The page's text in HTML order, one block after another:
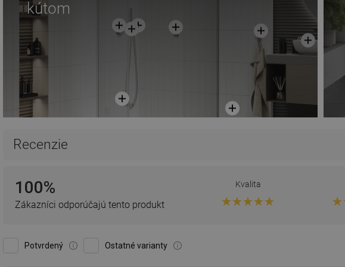
kútom
Recenzie
100%
Zákazníci odporúčajú tento produkt
Kvalita
Potvrdený Ostatné varianty